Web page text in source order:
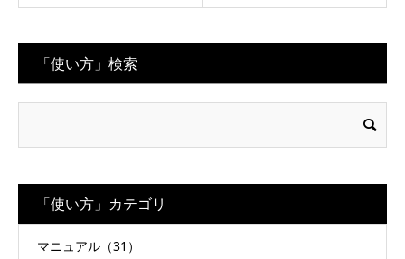
「使い方」検索
「使い方」カテゴリ
マニュアル（31）